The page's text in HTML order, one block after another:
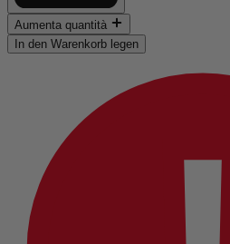
Aumenta quantità
In den Warenkorb legen